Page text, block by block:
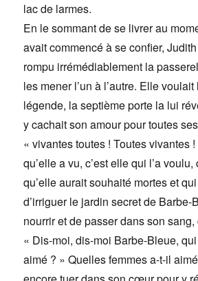
lac de larmes.
En le sommant de se livrer au
avait commencé à se confier,
rompu irrémédiablement la
les mener l’un à l’autre. Elle
légende, la septième porte la lui
y cachait son amour pour toutes
« vivantes toutes ! Toutes vivantes
qu’elle a vu, c’est elle qui l’a
qu’elle aurait souhaité mortes et
d’irriguer le jardin secret de Barbe-
nourrir et de passer dans son sang,
« Dis-moi, dis-moi Barbe-Bleue,
aimé ? » Quelles femmes a-t-il